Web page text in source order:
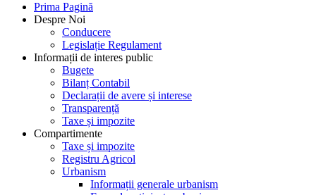
Prima Pagină
Despre Noi
Conducere
Legislație Regulament
Informații de interes public
Bugete
Bilanț Contabil
Declarații de avere și interese
Transparență
Taxe și impozite
Compartimente
Taxe și impozite
Registru Agricol
Urbanism
Informații generale urbanism